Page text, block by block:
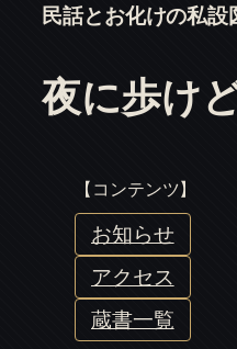
民話とお化けの私設
夜に歩け
【コンテンツ】
お知らせ
アクセス
蔵書一覧